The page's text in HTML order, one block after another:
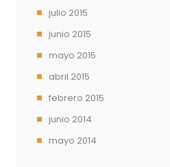
julio 2015
junio 2015
mayo 2015
abril 2015
febrero 2015
junio 2014
mayo 2014